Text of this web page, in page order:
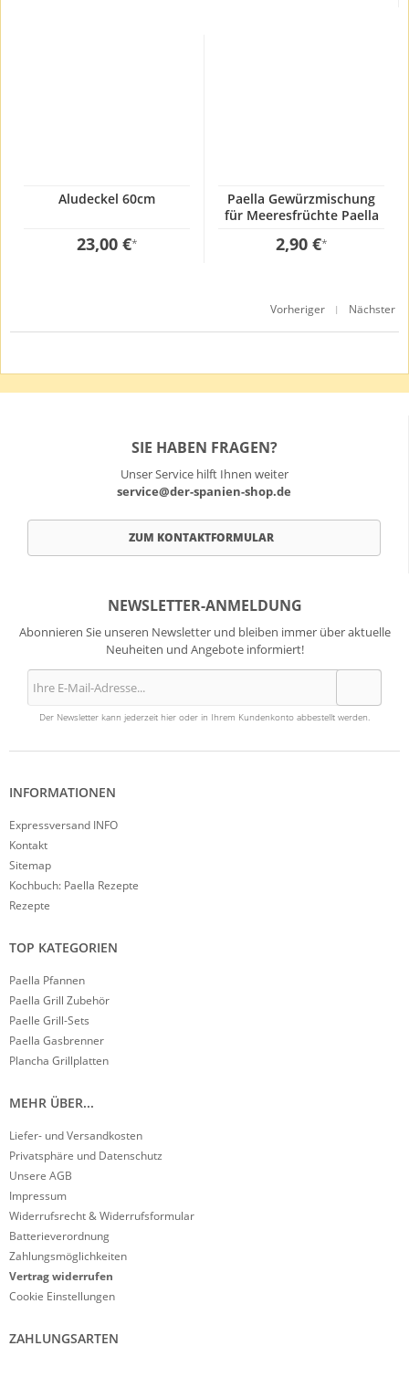
Aludeckel 60cm
23,00 €*
Paella Gewürzmischung
für Meeresfrüchte Paella
2,90 €*
Vorheriger | Nächster
SIE HABEN FRAGEN?
Unser Service hilft Ihnen weiter
service@der-spanien-shop.de
ZUM KONTAKTFORMULAR
NEWSLETTER-ANMELDUNG
Abonnieren Sie unseren Newsletter und bleiben immer über aktuelle
Neuheiten und Angebote informiert!
Der Newsletter kann jederzeit hier oder in Ihrem Kundenkonto abbestellt werden.
INFORMATIONEN
Expressversand INFO
Kontakt
Sitemap
Kochbuch: Paella Rezepte
Rezepte
TOP KATEGORIEN
Paella Pfannen
Paella Grill Zubehör
Paelle Grill-Sets
Paella Gasbrenner
Plancha Grillplatten
MEHR ÜBER...
Liefer- und Versandkosten
Privatsphäre und Datenschutz
Unsere AGB
Impressum
Widerrufsrecht & Widerrufsformular
Batterieverordnung
Zahlungsmöglichkeiten
Vertrag widerrufen
Cookie Einstellungen
ZAHLUNGSARTEN